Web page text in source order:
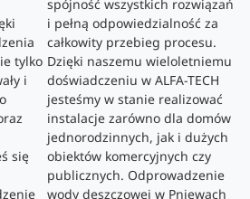
tylko
i
się
spójność wszystkich rozwiązań
i pełną odpowiedzialność za
całkowity przebieg procesu.
Dzięki naszemu wieloletniemu
doświadczeniu w ALFA-TECH
jesteśmy w stanie realizować
instalacje zarówno dla domów
jednorodzinnych, jak i dużych
obiektów komercyjnych czy
publicznych. Odprowadzenie
wody deszczowej w Pniewach